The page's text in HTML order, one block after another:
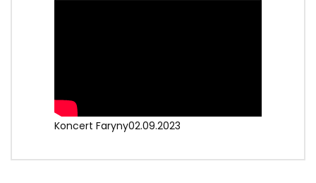
Koncert Faryny02.09.2023